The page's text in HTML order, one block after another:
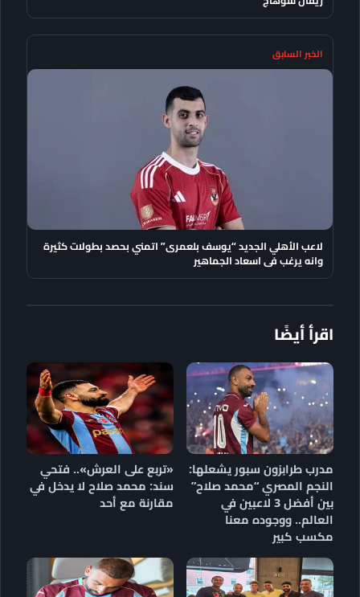
الخبر السابق
لاعب الأهلي الجديد “يوسف بلعمرى” اتمني بحصد بطولات كثيرة
وانه يرغب فى اسعاد الجماهير
اقرأ أيضًا
مدرب طرابزون سبور يشعلها:
النجم المصري “محمد صلاح”
بين أفضل 3 لاعبين في
العالم.. ووجوده معنا
مكسب كبير
«تربع على العرش».. فتحي
سند: محمد صلاح لا يدخل في
مقارنة مع أحد